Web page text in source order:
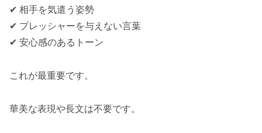
✔ 相手を気遣う姿勢
✔ プレッシャーを与えない言葉
✔ 安心感のあるトーン
これが最重要です。
華美な表現や長文は不要です。